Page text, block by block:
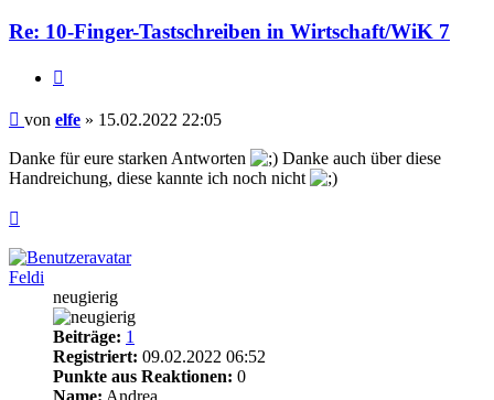
Re: 10-Finger-Tastschreiben in Wirtschaft/WiK 7
Beitrag
von elfe » 15.02.2022 22:05
Danke für eure starken Antworten
Danke auch über diese
Handreichung, diese kannte ich noch nicht
Feldi
neugierig
Beiträge: 1
Registriert: 09.02.2022 06:52
Punkte aus Reaktionen: 0